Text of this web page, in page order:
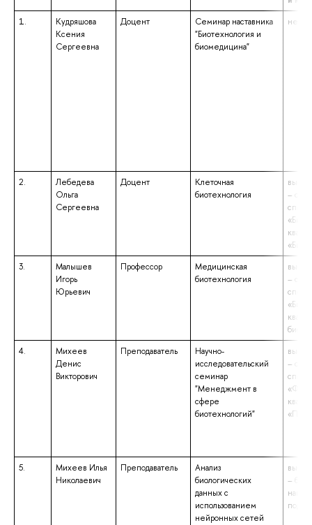
1.
Кудряшова
Ксения
Сергеевна
Доцент
Семинар наставника
"Биотехнология и
биомедицина"
не
2.
Лебедева
Ольга
Сергеевна
Доцент
Клеточная
биотехнология
–
3.
Малышев
Игорь
Юрьевич
Профессор
Медицинская
биотехнология
–
4.
Михеев
Денис
Викторович
Преподаватель
Научно-
исследовательский
семинар
"Менеджмент в
сфере
биотехнологий"
–
5.
Михеев Илья
Николаевич
Преподаватель
Анализ
биологических
данных с
использованием
нейронных сетей
–